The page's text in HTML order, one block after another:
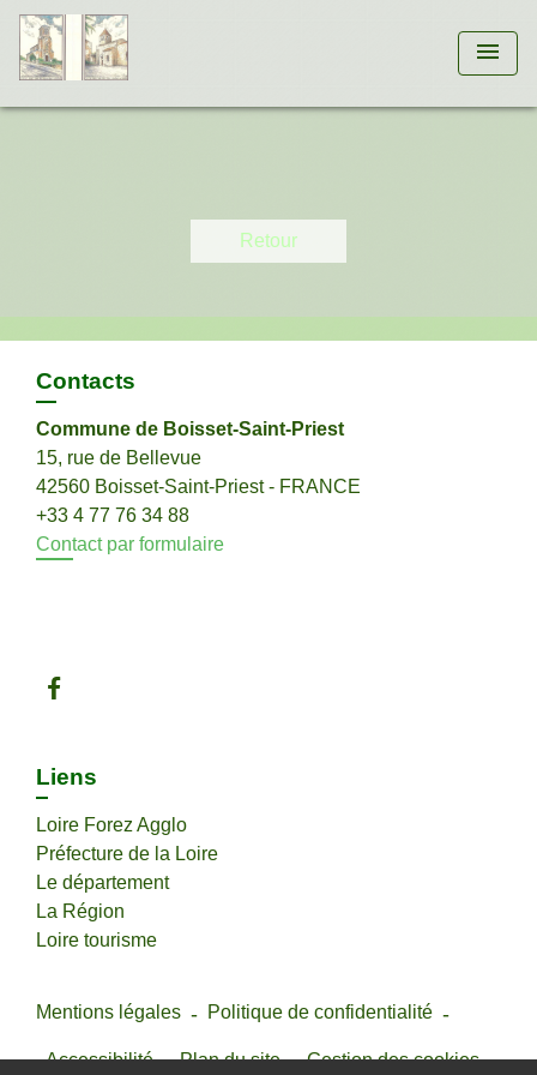
menu
Retour
Contacts
Commune de Boisset-Saint-Priest
15, rue de Bellevue
42560 Boisset-Saint-Priest - FRANCE
+33 4 77 76 34 88
Contact par formulaire
Liens
Loire Forez Agglo
Préfecture de la Loire
Le département
La Région
Loire tourisme
Mentions légales - Politique de confidentialité -
Accessibilité - Plan du site - Gestion des cookies